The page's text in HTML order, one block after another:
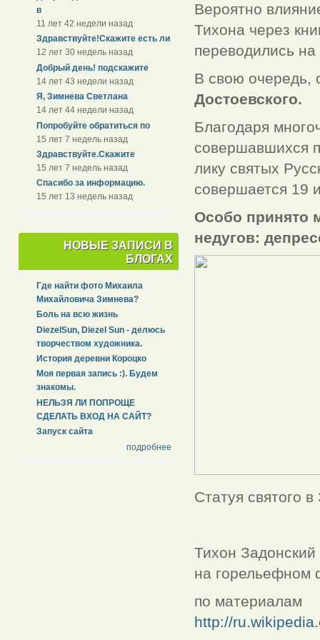
в
11 лет 42 недели назад
Здравствуйте!Скажите есть ли
12 лет 30 недель назад
Добрый день! подскажите
14 лет 43 недели назад
Я, Зимнева Светлана
14 лет 44 недели назад
Попробуйте обратиться по
15 лет 7 недель назад
Здравствуйте.Скажите
15 лет 7 недель назад
Спасибо за информацию.
15 лет 13 недель назад
НОВЫЕ ЗАПИСИ В
БЛОГАХ
Где найти фото Михаила
Михайловича Зимнева?
Боль на всю жизнь
DiezelSun, Diezel Sun - делюсь
творчеством художника.
История деревни Короцко
Моя первая запись :). Будем
знакомы.
НЕЛЬЗЯ ЛИ ПОПРОЩЕ
СДЕЛАТЬ ВХОД НА САЙТ?
Запуск сайта
подробнее
Вероятно
Тихона через
переводились
В свою очередь,
Достоевского.
Благодаря
совершавшихся
лику святых
совершается 19
Особо принято
недугов:
Статуя святого
Тихон
на горельефном
по материалам
http://